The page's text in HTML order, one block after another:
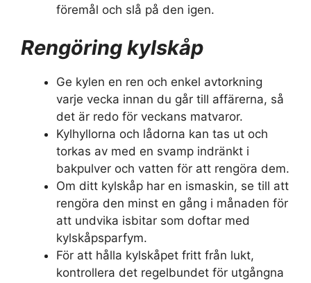
föremål och slå på den igen.
Rengöring kylskåp
Ge kylen en ren och enkel avtorkning
varje vecka innan du går till affärerna, så
det är redo för veckans matvaror.
Kylhyllorna och lådorna kan tas ut och
torkas av med en svamp indränkt i
bakpulver och vatten för att rengöra dem.
Om ditt kylskåp har en ismaskin, se till att
rengöra den minst en gång i månaden för
att undvika isbitar som doftar med
kylskåpsparfym.
För att hålla kylskåpet fritt från lukt,
kontrollera det regelbundet för utgångna